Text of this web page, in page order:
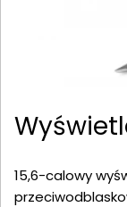
15,6-calowy